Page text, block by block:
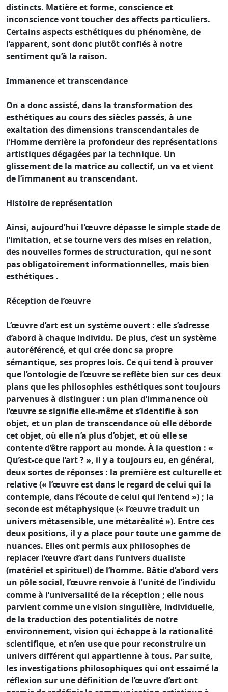
distincts. Matière et forme, conscience et
inconscience vont toucher des affects particuliers.
Certains aspects esthétiques du phénomène, de
l’apparent, sont donc plutôt confiés à notre
sentiment qu’à la raison.
Immanence et transcendance
On a donc assisté, dans la transformation des
esthétiques au cours des siècles passés, à une
exaltation des dimensions transcendantales de
l’Homme derrière la profondeur des représentations
artistiques dégagées par la technique. Un
glissement de la matrice au collectif, un va et vient
de l’immanent au transcendant.
Histoire de représentation
Ainsi, aujourd’hui l'œuvre dépasse le simple stade de
l’imitation, et se tourne vers des mises en relation,
des nouvelles formes de structuration, qui ne sont
pas obligatoirement informationnelles, mais bien
esthétiques .
Réception de l’œuvre
L’œuvre d’art est un système ouvert : elle s’adresse
d’abord à chaque individu. De plus, c’est un système
autoréférencé, et qui crée donc sa propre
sémantique, ses propres lois. Ce qui tend à prouver
que l’ontologie de l’œuvre se reflète bien sur ces deux
plans que les philosophies esthétiques sont toujours
parvenues à distinguer : un plan d’immanence où
l’œuvre se signifie elle-même et s’identifie à son
objet, et un plan de transcendance où elle déborde
cet objet, où elle n’a plus d’objet, et où elle se
contente d’être rapport au monde. À la question : «
Qu’est-ce que l’art ? », il y a toujours eu, en général,
deux sortes de réponses : la première est culturelle et
relative (« l’œuvre est dans le regard de celui qui la
contemple, dans l’écoute de celui qui l’entend ») ; la
seconde est métaphysique (« l’œuvre traduit un
univers métasensible, une métaréalité »). Entre ces
deux positions, il y a place pour toute une gamme de
nuances. Elles ont permis aux philosophes de
replacer l’œuvre d’art dans l’univers dualiste
(matériel et spirituel) de l’homme. Bâtie d’abord vers
un pôle social, l’œuvre renvoie à l’unité de l’individu
comme à l’universalité de la réception ; elle nous
parvient comme une vision singulière, individuelle,
de la traduction des potentialités de notre
environnement, vision qui échappe à la rationalité
scientifique, et n’en use que pour reconstruire un
univers différent qui appartienne à tous. Par suite,
les investigations philosophiques qui ont essaimé la
réflexion sur une définition de l’œuvre d’art ont